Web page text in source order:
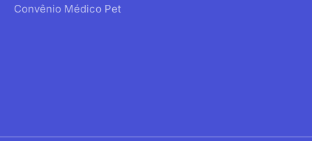
Convênio Médico Pet